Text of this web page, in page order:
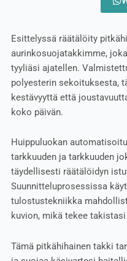
Esittelyssä räätälöity
aurinkosuojatakkimme,
tyyliäsi ajatellen.
polyesterin sekoituksesta,
kestävyyttä että
koko päivän.
Huippuluokan
tarkkuuden ja tarkkuuden
täydellisesti räätälöidyn
Suunnitteluprosessissa
tulostustekniikka
kuvion, mikä tekee
Tämä pitkähihainen takki